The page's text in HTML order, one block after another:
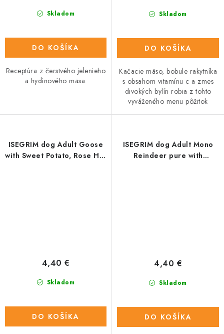
Skladom
DO KOŠÍKA
Receptúra z čerstvého jelenieho
a hydinového mäsa.
Skladom
DO KOŠÍKA
Kačacie mäso, bobule rakytníka
s obsahom vitamínu c a zmes
divokých bylín robia z tohto
vyváženého menu pôžitok
ISEGRIM dog Adult Goose
with Sweet Potato, Rose Hip
Skladom
4,40 €
DO KOŠÍKA
ISEGRIM dog Adult Mono
Reindeer pure with
Skladom
4,40 €
DO KOŠÍKA